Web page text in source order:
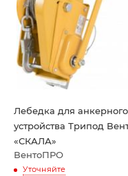
Лебедка для анкерного
устройства Трипод
«СКАЛА»
ВентоПРО
Уточняйте